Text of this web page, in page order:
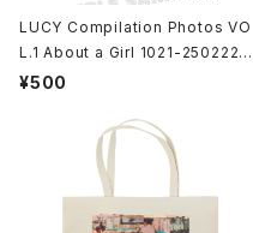
LUCY Compilation Photos VO
L.1 About a Girl 1021-25022200
1
¥500